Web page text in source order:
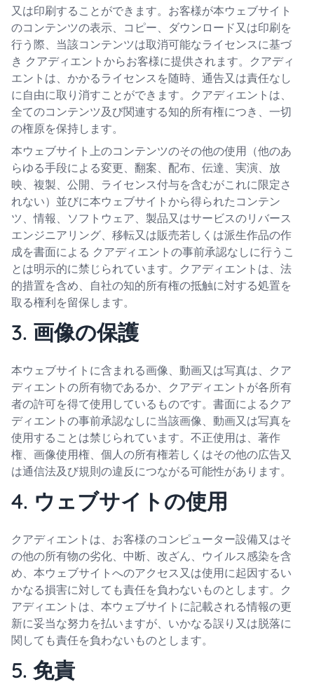
又は印刷することができます。お客様が本ウェブサイト
のコンテンツの表示、コピー、ダウンロード又は印刷を
行う際、当該コンテンツは取消可能なライセンスに基づ
き クアディエントからお客様に提供されます。クアディ
エントは、かかるライセンスを随時、通告又は責任なし
に自由に取り消すことができます。クアディエントは、
全てのコンテンツ及び関連する知的所有権につき、一切
の権原を保持します。
本ウェブサイト上のコンテンツのその他の使用（他のあ
らゆる手段による変更、翻案、配布、伝達、実演、放
映、複製、公開、ライセンス付与を含むがこれに限定さ
れない）並びに本ウェブサイトから得られたコンテン
ツ、情報、ソフトウェア、製品又はサービスのリバース
エンジニアリング、移転又は販売若しくは派生作品の作
成を書面による クアディエントの事前承認なしに行うこ
とは明示的に禁じられています。クアディエントは、法
的措置を含め、自社の知的所有権の抵触に対する処置を
取る権利を留保します。
3. 画像の保護
本ウェブサイトに含まれる画像、動画又は写真は、クア
ディエントの所有物であるか、クアディエントが各所有
者の許可を得て使用しているものです。書面によるクア
ディエントの事前承認なしに当該画像、動画又は写真を
使用することは禁じられています。不正使用は、著作
権、画像使用権、個人の所有権若しくはその他の広告又
は通信法及び規則の違反につながる可能性があります。
4. ウェブサイトの使用
クアディエントは、お客様のコンピューター設備又はそ
の他の所有物の劣化、中断、改ざん、ウイルス感染を含
め、本ウェブサイトへのアクセス又は使用に起因するい
かなる損害に対しても責任を負わないものとします。ク
アディエントは、本ウェブサイトに記載される情報の更
新に妥当な努力を払いますが、いかなる誤り又は脱落に
関しても責任を負わないものとします。
5. 免責